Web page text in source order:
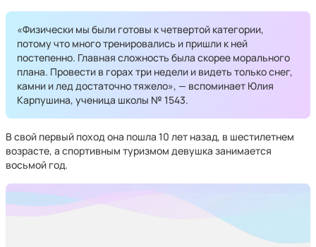
«Физически мы были готовы к четвертой категории,
потому что много тренировались и пришли к ней
постепенно. Главная сложность была скорее морального
плана. Провести в горах три недели и видеть только снег,
камни и лед достаточно тяжело», — вспоминает Юлия
Карпушина, ученица школы № 1543.
В свой первый поход она пошла 10 лет назад, в шестилетнем
возрасте, а спортивным туризмом девушка занимается
восьмой год.